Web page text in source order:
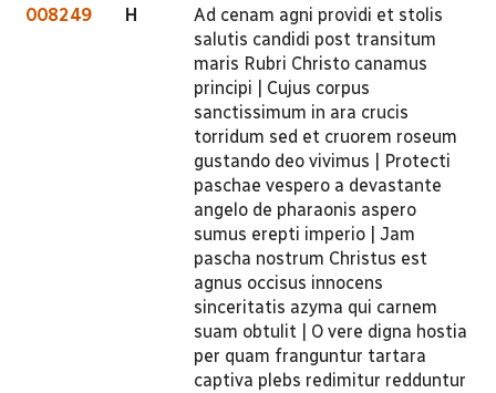
008249 H
Ad cenam agni providi et stolis
salutis candidi post transitum
maris Rubri Christo canamus
principi | Cujus corpus
sanctissimum in ara crucis
torridum sed et cruorem roseum
gustando deo vivimus | Protecti
paschae vespero a devastante
angelo de pharaonis aspero
sumus erepti imperio | Jam
pascha nostrum Christus est
agnus occisus innocens
sinceritatis azyma qui carnem
suam obtulit | O vere digna hostia
per quam franguntur tartara
captiva plebs redimitur redduntur